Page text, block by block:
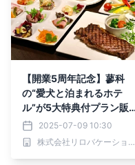
【開業5周年記念】蓼科
の“愛犬と泊まれるホテ
ル”が5大特典付プラン販
売 お食事無料アップグレ
ードや愛犬用おやつも｜2
025年7月～
2025-07-09 10:30
株式会社リロバケーションズ